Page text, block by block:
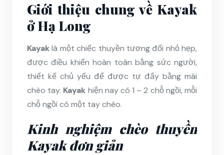
Giới thiệu chung về Kayak
ở Hạ Long
Kayaklà một chiếc thuyền tương đối nhỏ hẹp,
được điều khiển hoàn toàn bằng sức người,
thiết kế chủ yếu để được tự đẩy bằng mái
chèo tay. Kayak hiện nay có 1 – 2 chỗ ngồi, mỗi
chỗ ngồi có một tay chèo.
Kinh nghiệm chèo thuyền
Kayak đơn giản